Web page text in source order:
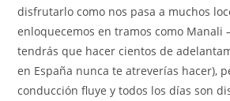
disfrutarlo como nos pasa a muchos
enloquecemos en tramos como Manali
tendrás que hacer cientos de
en España nunca te atreverías hacer),
conducción fluye y todos los días son